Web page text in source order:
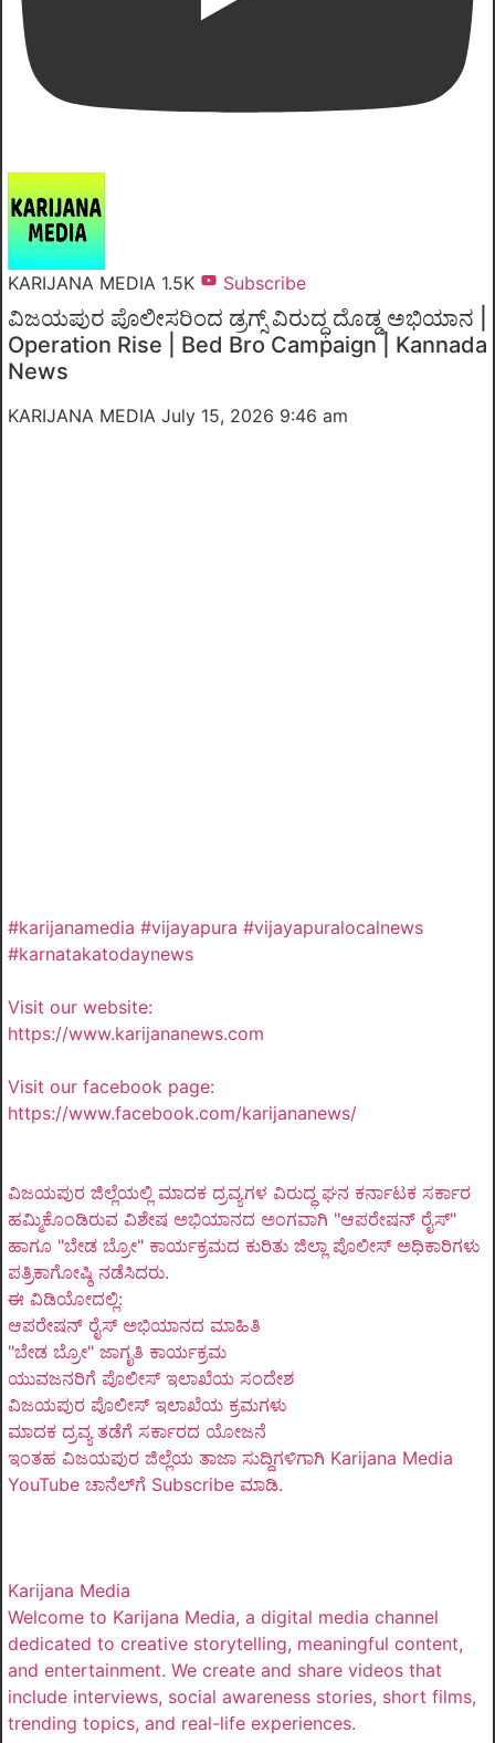
KARIJANA MEDIA 1.5K Subscribe
ವಿಜಯಪುರ ಪೊಲೀಸರಿಂದ ಡ್ರಗ್ಸ್ ವಿರುದ್ಧ ದೊಡ್ಡ ಅಭಿಯಾನ |
Operation Rise | Bed Bro Campaign | Kannada
News
KARIJANA MEDIA July 15, 2026 9:46 am
#karijanamedia #vijayapura #vijayapuralocalnews
#karnatakatodaynews
Visit our website:
https://www.karijananews.com
Visit our facebook page:
https://www.facebook.com/karijananews/
ವಿಜಯಪುರ ಜಿಲ್ಲೆಯಲ್ಲಿ ಮಾದಕ ದ್ರವ್ಯಗಳ ವಿರುದ್ಧ ಘನ ಕರ್ನಾಟಕ ಸರ್ಕಾರ
ಹಮ್ಮಿಕೊಂಡಿರುವ ವಿಶೇಷ ಅಭಿಯಾನದ ಅಂಗವಾಗಿ "ಆಪರೇಷನ್ ರೈಸ್"
ಹಾಗೂ "ಬೇಡ ಬ್ರೋ" ಕಾರ್ಯಕ್ರಮದ ಕುರಿತು ಜಿಲ್ಲಾ ಪೊಲೀಸ್ ಅಧಿಕಾರಿಗಳು
ಪತ್ರಿಕಾಗೋಷ್ಠಿ ನಡೆಸಿದರು.
ಈ ವಿಡಿಯೋದಲ್ಲಿ:
ಆಪರೇಷನ್ ರೈಸ್ ಅಭಿಯಾನದ ಮಾಹಿತಿ
"ಬೇಡ ಬ್ರೋ" ಜಾಗೃತಿ ಕಾರ್ಯಕ್ರಮ
ಯುವಜನರಿಗೆ ಪೊಲೀಸ್ ಇಲಾಖೆಯ ಸಂದೇಶ
ವಿಜಯಪುರ ಪೊಲೀಸ್ ಇಲಾಖೆಯ ಕ್ರಮಗಳು
ಮಾದಕ ದ್ರವ್ಯ ತಡೆಗೆ ಸರ್ಕಾರದ ಯೋಜನೆ
ಇಂತಹ ವಿಜಯಪುರ ಜಿಲ್ಲೆಯ ತಾಜಾ ಸುದ್ದಿಗಳಿಗಾಗಿ Karijana Media
YouTube ಚಾನೆಲ್‌ಗೆ Subscribe ಮಾಡಿ.
Karijana Media
Welcome to Karijana Media, a digital media channel
dedicated to creative storytelling, meaningful content,
and entertainment. We create and share videos that
include interviews, social awareness stories, short films,
trending topics, and real-life experiences.